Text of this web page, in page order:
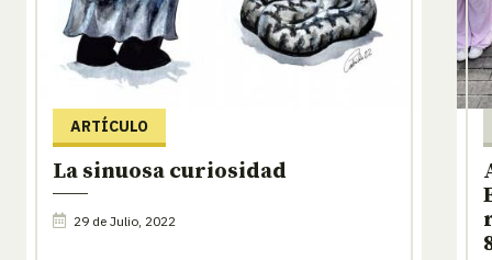
ARTÍCULO
La sinuosa curiosidad
29 de Julio, 2022